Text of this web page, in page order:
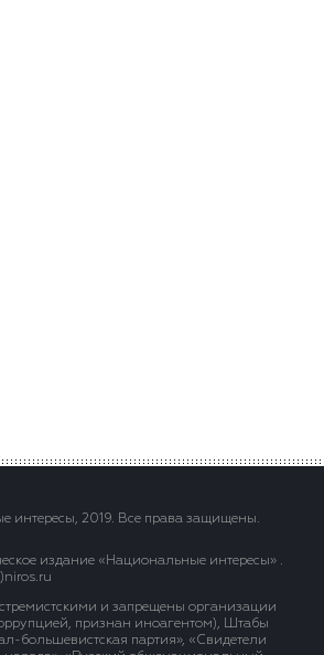
интересы, 2019. Все права защищены.
издание «Национальные интересы» .
и запрещены организации
признан иноагентом), Штабы
большевистская партия», «Свидетели